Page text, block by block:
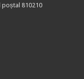
poștal 810210